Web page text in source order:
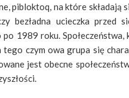
pibloktoq, na które
bezładna ucieczka przed
po 1989 roku.
czym owa grupa się
jest obecne